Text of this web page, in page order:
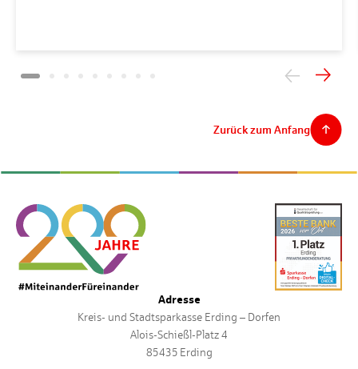
Zurück zum Anfang
Adresse
Kreis- und Stadtsparkasse Erding – Dorfen
Alois-Schießl-Platz 4
85435 Erding